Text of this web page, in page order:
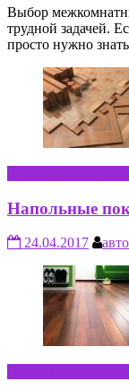
Выбор
трудной задачей.
просто нужно
Напольные
24.04.2017